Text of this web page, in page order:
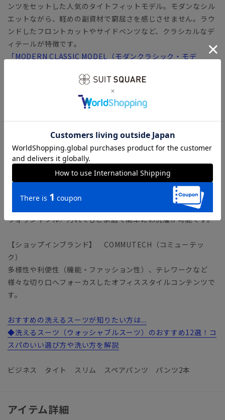
ンツをセットした人気のタイトフィットモデル。モダンなシル
エットながら、軽めの副資材で窮屈さを感じさせません。ラウ
ンドしたフロントカットやサイドベンツなど、クラシカルなデ
ィテールが特徴です。
「MODERN CLASSIC MODEL（モダンクラシック・モデ
バネのようならせん状の分子構造を有する繊維
「SOLOTEX（ソロテックス）」生地。心地よいストレッチ性
がありながら、形態安定性にも優れています。適度な厚みとハ
リが嬉しい、安心感のあるファブリックです。ウールライクな
風合いが特徴のポリエステル100％素材を使用。素材特性であ
る防シワ性に加え、タテヨコ伸びるストレッチ性と機能面に優
れています。
ウォッシャブル／汚れてもご家庭で簡単にお洗濯が可能です。
【ショップインブランド】 COMMUTECH（コミューテッ
ク）
多様性や利便性（機能・ファッション性）、テレワークなど
様々な切り口へフォーカスしたオフィススタイルコンテンツで
す。
おすすめの洗えるスーツが知りたい方は...
◆洗えるスーツ（ウォッシャブルスーツ）のおすすめ12選！コ
スパのいい選び方や洗い方を解説
ビジネス タイト スリム スペアパンツ パンツ2本
アイテム詳細